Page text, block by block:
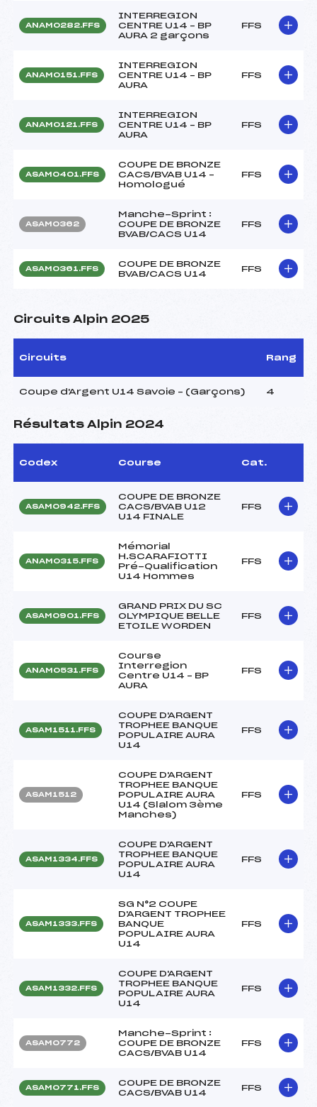
ANAM0282.FFS
INTERREGION
CENTRE U14 – BP
AURA 2 garçons
FFS
ANAM0151.FFS
INTERREGION
CENTRE U14 – BP
AURA
FFS
ANAM0121.FFS
INTERREGION
CENTRE U14 – BP
AURA
FFS
ASAM0401.FFS
COUPE DE BRONZE
CACS/BVAB U14 –
Homologué
FFS
ASAM0362
Manche-Sprint :
COUPE DE BRONZE
BVAB/CACS U14
FFS
ASAM0361.FFS
COUPE DE BRONZE
BVAB/CACS U14
FFS
Circuits Alpin 2025
Circuits Rang
Coupe d'Argent U14 Savoie – (Garçons) 4
Résultats Alpin 2024
Codex Course Cat.
ASAM0942.FFS
COUPE DE BRONZE
CACS/BVAB U12
U14 FINALE
FFS
ANAM0315.FFS
Mémorial
H.SCARAFIOTTI
Pré-Qualification
U14 Hommes
FFS
ASAM0901.FFS
GRAND PRIX DU SC
OLYMPIQUE BELLE
ETOILE WORDEN
FFS
ANAM0531.FFS
Course
Interregion
Centre U14 – BP
AURA
FFS
ASAM1511.FFS
COUPE D'ARGENT
TROPHEE BANQUE
POPULAIRE AURA
U14
FFS
ASAM1512
COUPE D'ARGENT
TROPHEE BANQUE
POPULAIRE AURA
U14 (Slalom 3ème
Manches)
FFS
ASAM1334.FFS
COUPE D'ARGENT
TROPHEE BANQUE
POPULAIRE AURA
U14
FFS
ASAM1333.FFS
SG N°2 COUPE
D'ARGENT TROPHEE
BANQUE
POPULAIRE AURA
U14
FFS
ASAM1332.FFS
COUPE D'ARGENT
TROPHEE BANQUE
POPULAIRE AURA
U14
FFS
ASAM0772
Manche-Sprint :
COUPE DE BRONZE
CACS/BVAB U14
FFS
ASAM0771.FFS
COUPE DE BRONZE
CACS/BVAB U14
FFS